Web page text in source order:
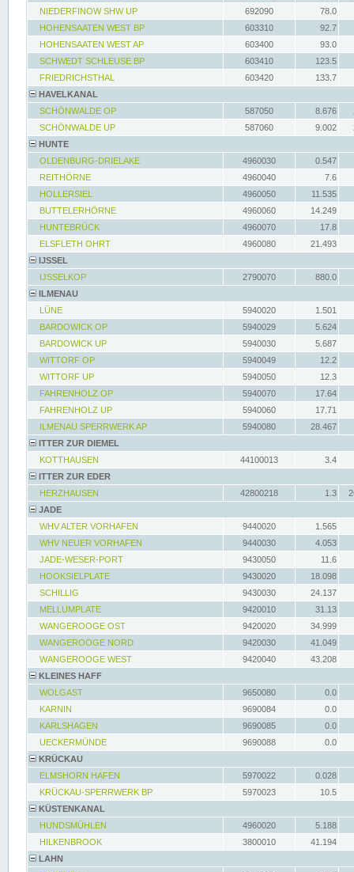
NIEDERFINOW SHW UP
692090
78.0
HOHENSAATEN WEST BP
603310
92.7
HOHENSAATEN WEST AP
603400
93.0
SCHWEDT SCHLEUSE BP
603410
123.5
FRIEDRICHSTHAL
603420
133.7
HAVELKANAL
SCHÖNWALDE OP
587050 8.676
SCHÖNWALDE UP
587060 9.002
HUNTE
OLDENBURG-DRIELAKE
4960030
0.547
REITHÖRNE
4960040
7.6
HOLLERSIEL
4960050
11.535
BUTTELERHÖRNE
4960060
14.249
HUNTEBRÜCK
4960070
17.8
ELSFLETH OHRT
4960080
21.493
IJSSEL
IJSSELKOP
2790070
880.0
ILMENAU
LÜNE
5940020
1.501
BARDOWICK OP
5940029
5.624
BARDOWICK UP
5940030
5.687
WITTORF OP
5940049
12.2
WITTORF UP
5940050
12.3
FAHRENHOLZ OP
5940070
17.64
FAHRENHOLZ UP
5940060
17.71
ILMENAU SPERRWERK AP
5940080
28.467
ITTER ZUR DIEMEL
KOTTHAUSEN
44100013
3.4
ITTER ZUR EDER
HERZHAUSEN
42800218 1.3
JADE
WHV ALTER VORHAFEN
9440020
1.565
WHV NEUER VORHAFEN
9440030
4.053
JADE-WESER-PORT
9430050
11.6
HOOKSIELPLATE
9430020
18.098
SCHILLIG
9430030
24.137
MELLUMPLATE
9420010
31.13
WANGEROOGE OST
9420020
34.999
WANGEROOGE NORD
9420030
41.049
WANGEROOGE WEST
9420040
43.208
KLEINES HAFF
WOLGAST
9650080
0.0
KARNIN
9690084
0.0
KARLSHAGEN
9690085
0.0
UECKERMÜNDE
9690088
0.0
KRÜCKAU
ELMSHORN HAFEN
5970022
0.028
KRÜCKAU-SPERRWERK BP
5970023
10.5
KÜSTENKANAL
HUNDSMÜHLEN
4960020
5.188
HILKENBROOK
3800010
41.194
LAHN